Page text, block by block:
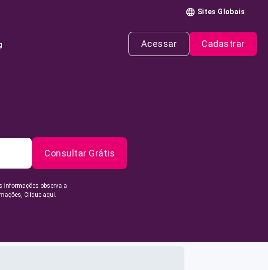
Sites Globais
Acessar Cadastrar
Consultar Grátis
informações observa a
Clique aqui.